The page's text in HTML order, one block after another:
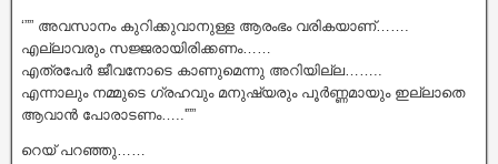
‘”” അവസാനം കുറിക്കുവാനുള്ള ആരംഭം വരികയാണ്…….
എല്ലാവരും സജ്ജരായിരിക്കണം……
എത്രപേർ ജീവനോടെ കാണുമെന്നു അറിയില്ല……..
എന്നാലും നമ്മുടെ ഗ്രഹവും മനുഷ്യരും പൂർണ്ണമായും ഇല്ലാതെ
ആവാൻ പോരാടണം…..'””
റെയ് പറഞ്ഞു……